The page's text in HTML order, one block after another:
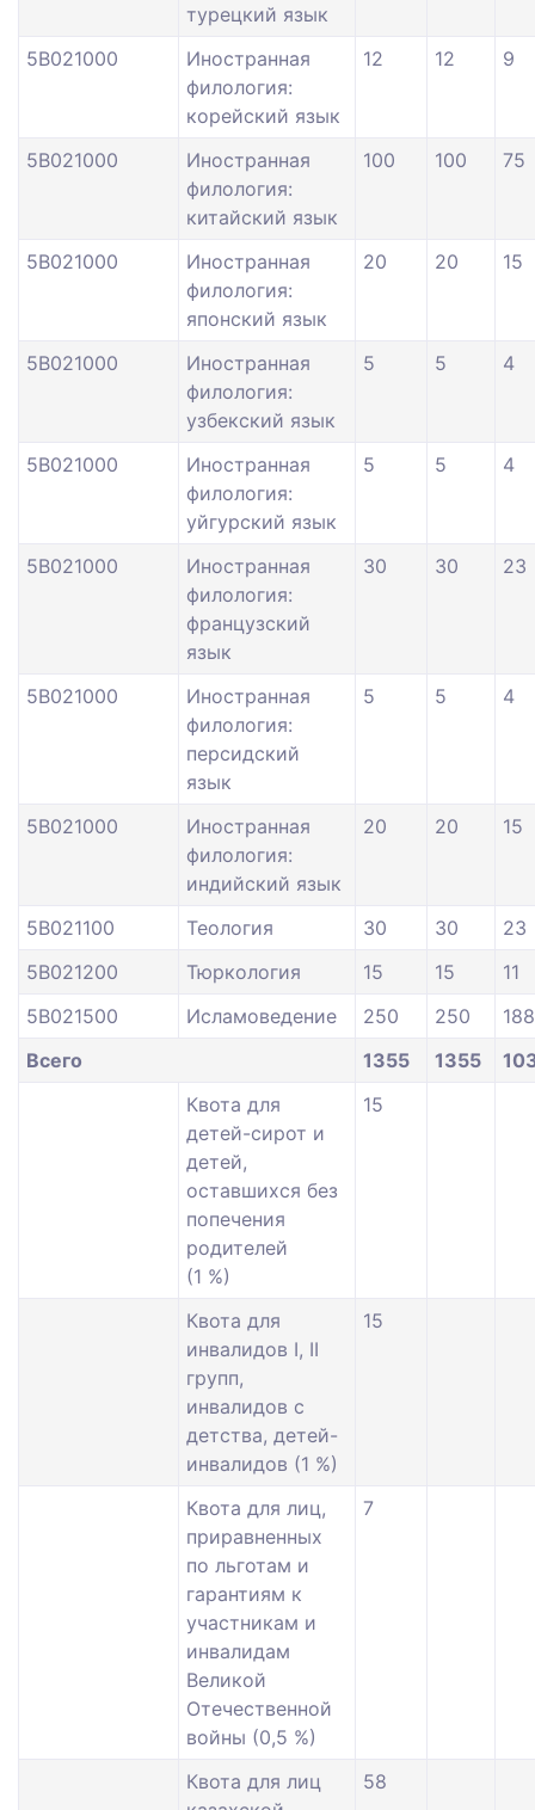
турецкий язык
5В021000
Иностранная
филология:
корейский язык
12 12 9
5В021000
Иностранная
филология:
китайский язык
100 100 75
5В021000
Иностранная
филология:
японский язык
20 20 15
5В021000
Иностранная
филология:
узбекский язык
5 5 4
5В021000
Иностранная
филология:
уйгурский язык
5 5 4
5В021000
Иностранная
филология:
французский
язык
30 30 23
5В021000
Иностранная
филология:
персидский
язык
5 5 4
5В021000
Иностранная
филология:
индийский язык
20 20 15
5В021100 Теология 30 30
23
5В021200
Тюркология 15 15
11
5В021500
Исламоведение 250 250
188
Всего
1355 1355 10
Квота для
детей-сирот и
детей,
оставшихся без
попечения
родителей
(1 %)
15
Квота для
инвалидов I, II
групп,
инвалидов с
детства, детей-
инвалидов (1 %)
15
Квота для лиц,
приравненных
по льготам и
гарантиям к
участникам и
инвалидам
Великой
Отечественной
войны (0,5 %)
7
Квота для лиц
58